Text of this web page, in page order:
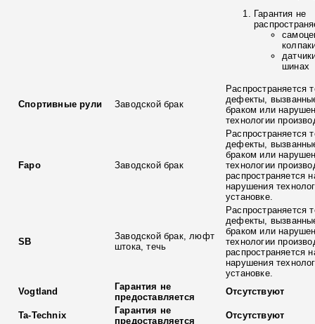
Гарантия не
шинах
Спортивные рули Заводской брак
Распространяется
дефекты,
браком или
технологии
Fapo Заводской брак
Распространяется
дефекты,
браком или
технологии
распространяется
нарушения
установке.
SB
Заводской брак, люфт
штока, течь
Распространяется
дефекты,
браком или
технологии
распространяется
нарушения
установке.
Vogtland
Гарантия не
предоставляется
Отсутствуют
Ta-Technix
Гарантия не
предоставляется
Отсутствуют